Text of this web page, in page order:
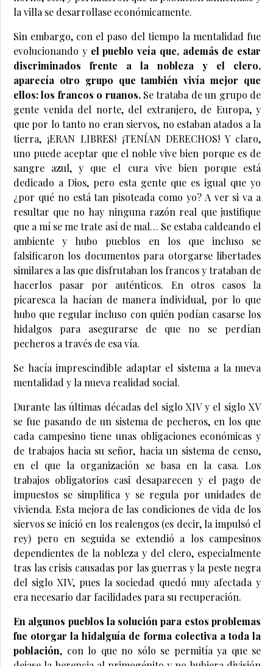
la villa se desarrollase económicamente.
Sin embargo, con el paso del tiempo la mentalidad fue
evolucionando y el pueblo veía que, además de estar
discriminados frente a la nobleza y el clero,
aparecía otro grupo que también vivía mejor que
ellos: los francos o ruanos.Se trataba de un grupo de
gente venida del norte, del extranjero, de Europa, y
que por lo tanto no eran siervos, no estaban atados a la
tierra, ¡ERAN LIBRES! ¡TENÍAN DERECHOS! Y claro,
uno puede aceptar que el noble vive bien porque es de
sangre azul, y que el cura vive bien porque está
dedicado a Dios, pero esta gente que es igual que yo
¿por qué no está tan pisoteada como yo? A ver si va a
resultar que no hay ninguna razón real que justifique
que a mí se me trate así de mal… Se estaba caldeando el
ambiente y hubo pueblos en los que incluso se
falsificaron los documentos para otorgarse libertades
similares a las que disfrutaban los francos y trataban de
hacerlos pasar por auténticos. En otros casos la
picaresca la hacían de manera individual, por lo que
hubo que regular incluso con quién podían casarse los
hidalgos para asegurarse de que no se perdían
pecheros a través de esa vía.
Se hacía imprescindible adaptar el sistema a la nueva
mentalidad y la nueva realidad social.
Durante las últimas décadas del siglo XIV y el siglo XV
se fue pasando de un sistema de pecheros, en los que
cada campesino tiene unas obligaciones económicas y
de trabajos hacia su señor, hacia un sistema de censo,
en el que la organización se basa en la casa. Los
trabajos obligatorios casi desaparecen y el pago de
impuestos se simplifica y se regula por unidades de
vivienda. Esta mejora de las condiciones de vida de los
siervos se inició en los realengos (es decir, la impulsó el
rey) pero en seguida se extendió a los campesinos
dependientes de la nobleza y del clero, especialmente
tras las crisis causadas por las guerras y la peste negra
del siglo XIV, pues la sociedad quedó muy afectada y
era necesario dar facilidades para su recuperación.
En algunos pueblos la solución para estos problemas
fue otorgar la hidalguía de forma colectiva a toda la
población, con lo que no sólo se permitía ya que se